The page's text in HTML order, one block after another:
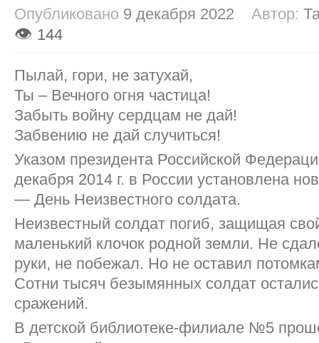
Опубликовано 9 декабря 2022 Автор:
👁 144
Пылай, гори, не затухай,
Ты – Вечного огня частица!
Забыть войну сердцам не дай!​ ​
Забвению не дай случиться!
Указом президента Российской
декабря 2014 г. в России установлена
— День Неизвестного солдата.
Неизвестный солдат погиб, защищая
маленький клочок родной земли. Не
руки, не побежал. Но не оставил
Сотни тысяч безымянных солдат
сражений.
В детской библиотеке-филиале №5